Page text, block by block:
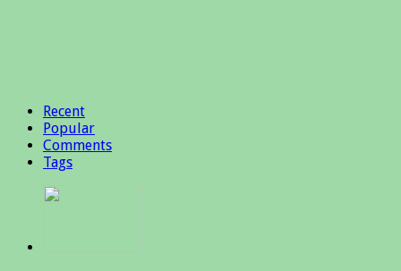
Recent
Popular
Comments
Tags